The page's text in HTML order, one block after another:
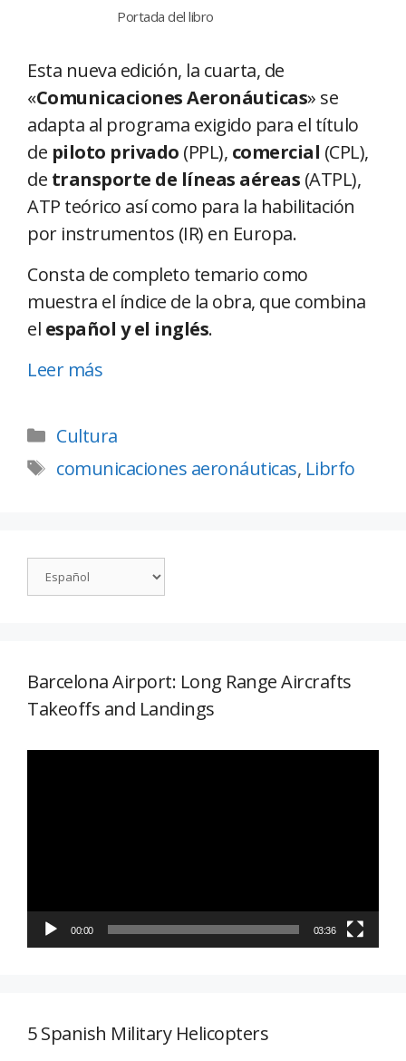
Portada del libro
Esta nueva edición, la cuarta, de
«Comunicaciones Aeronáuticas» se
adapta al programa exigido para el título
de piloto privado (PPL), comercial (CPL),
de transporte de líneas aéreas (ATPL),
ATP teórico así como para la habilitación
por instrumentos (IR) en Europa.
Consta de completo temario como
muestra el índice de la obra, que combina
el español y el inglés.
Leer más
Cultura
comunicaciones aeronáuticas, Librfo
Barcelona Airport: Long Range Aircrafts
Takeoffs and Landings
00:00 03:36
5 Spanish Military Helicopters